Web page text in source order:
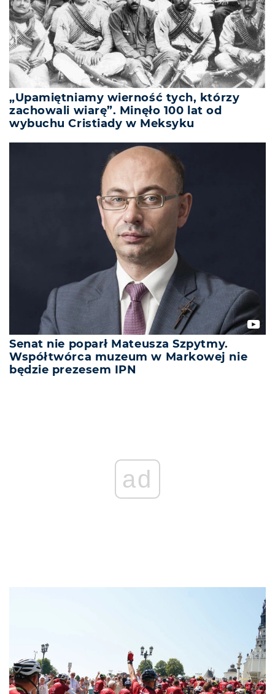
„Upamiętniamy wierność tych, którzy
zachowali wiarę”. Minęło 100 lat od
wybuchu Cristiady w Meksyku
Senat nie poparł Mateusza Szpytmy.
Współtwórca muzeum w Markowej nie
będzie prezesem IPN
ad